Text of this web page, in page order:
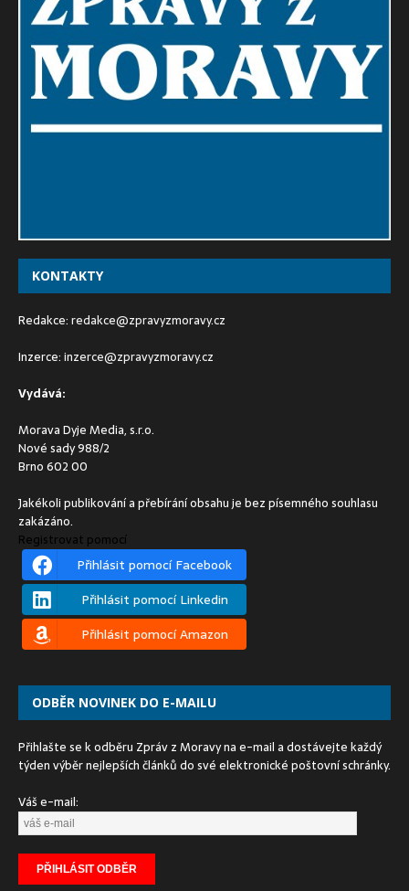
KONTAKTY
Redakce:redakce@zpravyzmoravy.cz
Inzerce:inzerce@zpravyzmoravy.cz
Vydává:
Morava Dyje Media, s.r.o.
Nové sady 988/2
Brno 602 00
Jakékoli publikování a přebírání obsahu je bez písemného souhlasu
zakázáno.
Registrovat pomocí
Přihlásit pomocí Facebook
Přihlásit pomocí Linkedin
Přihlásit pomocí Amazon
ODBĚR NOVINEK DO E-MAILU
Přihlašte se k odběru Zpráv z Moravy na e-mail a dostávejte každý
týden výběr nejlepších článků do své elektronické poštovní schránky.
Váš e-mail: